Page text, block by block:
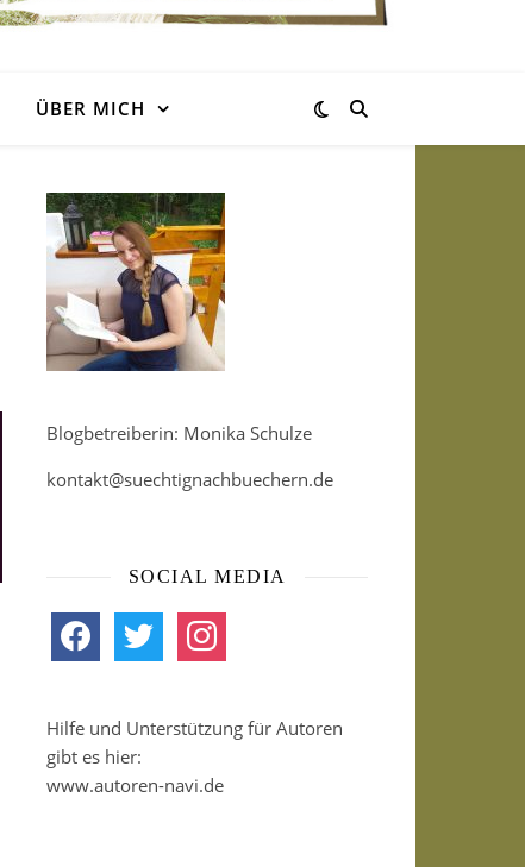
ÜBER MICH
Blogbetreiberin: Monika Schulze
kontakt@suechtignachbuechern.de
SOCIAL MEDIA
facebook twitter instagram
Hilfe und Unterstützung für Autoren
gibt es hier:
www.autoren-navi.de